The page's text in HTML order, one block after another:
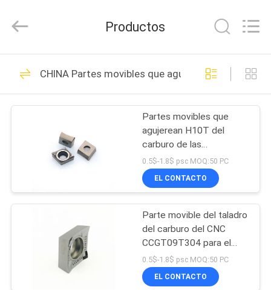
INICIO
PRODUCTOS
NOSOTROS
VISITA
FÁBRICA
keluosi
Trading
All
Reserved.
Partes movibles del
carburo del CNC
70
partes movibles de
torneado del
carburo
15
Productos
CHINA Partes movibles que agujerean
Partes movibles que
agujerean H10T del
carburo de las
herramientas de corte
del CNC CCGT060204
0.5$-1.8$ psc MOQ:50 PC
EL CONTACTO
Parte movible del taladro
del carburo del CNC
CCGT09T304 para el
acero inoxidable
difícilmente de acero
0.5$-1.8$ psc MOQ:50 PC
EL CONTACTO